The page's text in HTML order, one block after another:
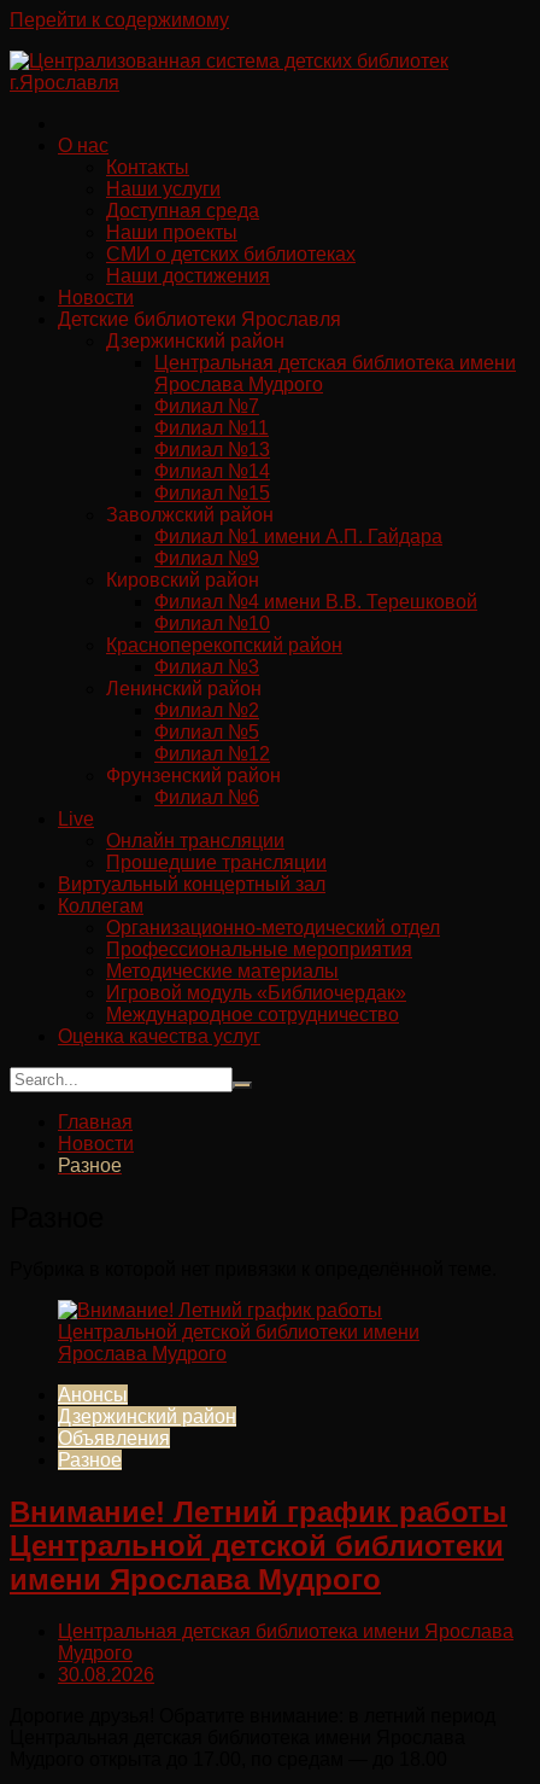
Перейти к содержимому
О нас
Контакты
Наши услуги
Доступная среда
Наши проекты
СМИ о детских библиотеках
Наши достижения
Новости
Детские библиотеки Ярославля
Дзержинский район
Центральная детская библиотека имени
Ярослава Мудрого
Филиал №7
Филиал №11
Филиал №13
Филиал №14
Филиал №15
Заволжский район
Филиал №1 имени А.П. Гайдара
Филиал №9
Кировский район
Филиал №4 имени В.В. Терешковой
Филиал №10
Красноперекопский район
Филиал №3
Ленинский район
Филиал №2
Филиал №5
Филиал №12
Фрунзенский район
Филиал №6
Live
Онлайн трансляции
Прошедшие трансляции
Виртуальный концертный зал
Коллегам
Организационно-методический отдел
Профессиональные мероприятия
Методические материалы
Игровой модуль «Библиочердак»
Международное сотрудничество
Оценка качества услуг
Главная
Новости
Разное
Анонсы
Дзержинский район
Объявления
Разное
Внимание! Летний график работы
Центральной детской библиотеки
имени Ярослава Мудрого
Центральная детская библиотека имени Ярослава
Мудрого
30.08.2026